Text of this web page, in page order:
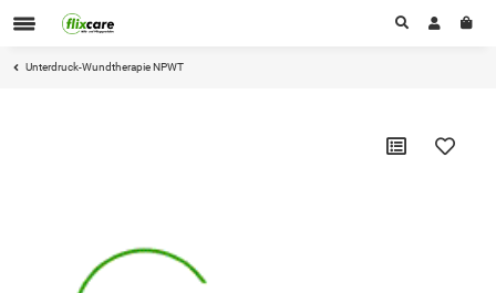
Unterdruck-Wundtherapie NPWT